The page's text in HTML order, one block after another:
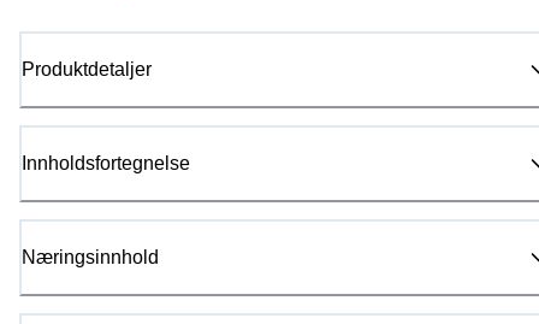
Produktdetaljer
Innholdsfortegnelse
Næringsinnhold